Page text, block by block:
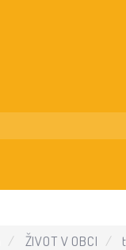
ŽIVOT V OBCI